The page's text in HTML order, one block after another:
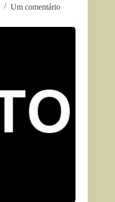
Um comentário